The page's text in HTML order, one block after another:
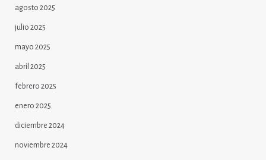
agosto 2025
julio 2025
mayo 2025
abril 2025
febrero 2025
enero 2025
diciembre 2024
noviembre 2024